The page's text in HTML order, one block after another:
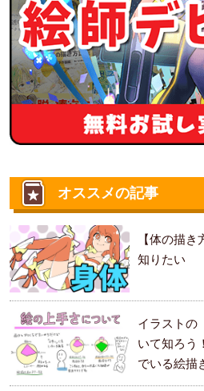
オススメの記事
【体の描
知りたい
イラストの
いて知ろう
でいる絵描